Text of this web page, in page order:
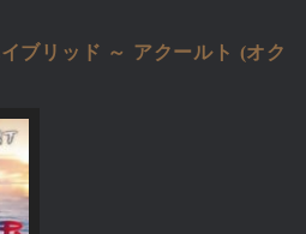
ブリッド ～ アクールト (オク